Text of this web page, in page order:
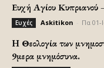
Ευχή Αγίου Κυπριανού
Ευχές Askitikon Πα 01-
H Θεολογία των
9μερα μνημόσυνα.